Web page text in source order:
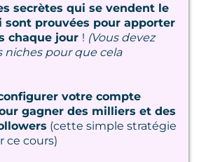
secrètes qui se vendent le
sont prouvées pour apporter
chaque jour ! (Vous devez
niches pour que cela
votre compte
gagner des milliers et des
(cette simple stratégie
ce cours)